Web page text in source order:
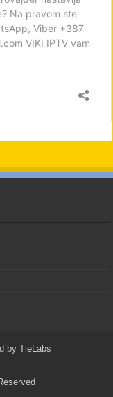
by TieLabs